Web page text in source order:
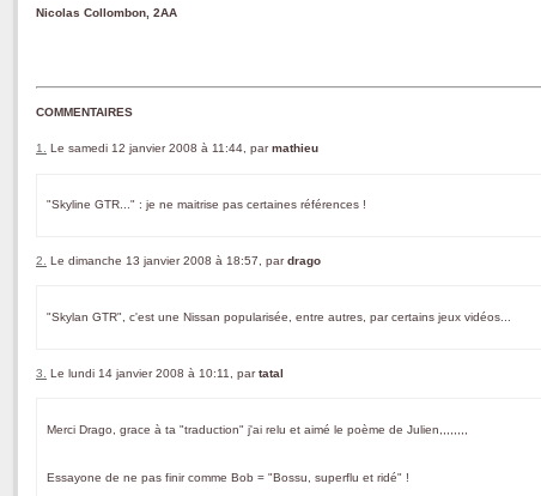
Nicolas Collombon, 2AA
COMMENTAIRES
1. Le samedi 12 janvier 2008 à 11:44, parmathieu
"Skyline GTR..." : je ne maitrise pas certaines références !
2. Le dimanche 13 janvier 2008 à 18:57, pardrago
"Skylan GTR", c'est une Nissan popularisée, entre autres, par certains jeux vidéos...
3. Le lundi 14 janvier 2008 à 10:11, partatal
Merci Drago, grace à ta "traduction" j'ai relu et aimé le poème de Julien,,,,,,,,
Essayone de ne pas finir comme Bob = "Bossu, superflu et ridé" !